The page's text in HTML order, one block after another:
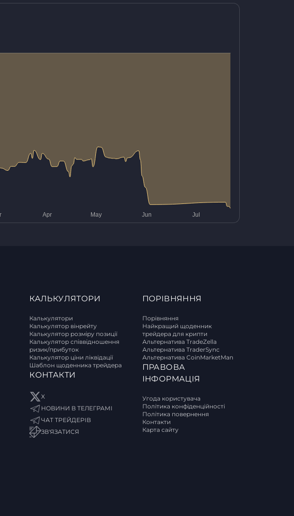
КАЛЬКУЛЯТОРИ
Калькулятори
Калькулятор вінрейту
Калькулятор розміру позиції
Калькулятор співвідношення
ризик/прибуток
Калькулятор ціни ліквідації
Шаблон щоденника трейдера
КОНТАКТИ
X
НОВИНИ В ТЕЛЕГРАМІ
ЧАТ ТРЕЙДЕРІВ
ЗВ'ЯЗАТИСЯ
ПОРІВНЯННЯ
Порівняння
Найкращий щоденник
трейдера для крипти
Альтернатива TradeZella
Альтернатива TraderSync
Альтернатива CoinMarketMan
ПРАВОВА
ІНФОРМАЦІЯ
Угода користувача
Політика конфіденційності
Політика повернення
Контакти
Карта сайту